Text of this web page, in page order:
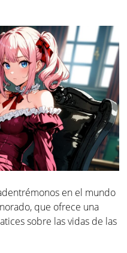
en el mundo
que ofrece una
sobre las vidas de las